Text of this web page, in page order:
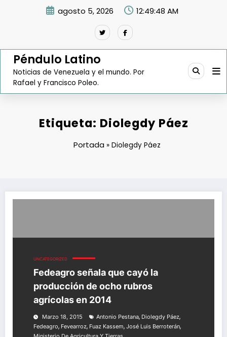
agosto 5, 2026 12:49:49 AM
Péndulo Latino
Noticias de Venezuela y el mundo. Por
Rafael y Francisco Poleo.
Etiqueta: Diolegdy Páez
Portada» Diolegdy Páez
UNCATEGORIZED
Fedeagro señala que cayó la
producción de ocho rubros
agrícolas en 2014
Marzo 18, 2015 Antonio Pestana, Diolegdy Páez,
Fedeagro, Fevearroz, Fuaz Kassem, José Luis Berroterán,